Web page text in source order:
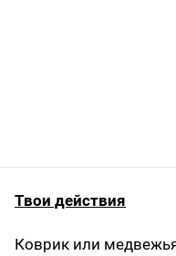
Твои действия
Коврик или